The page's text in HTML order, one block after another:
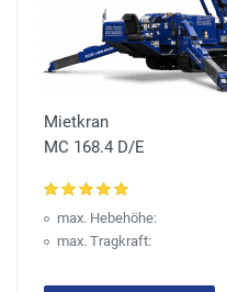
Mietkran
MC 168.4 D/E
max. Hebehöhe:
max. Tragkraft: